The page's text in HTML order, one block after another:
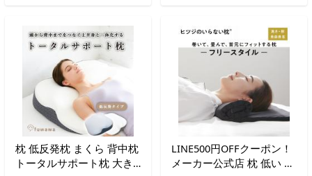
枕 低反発枕 まくら 背中枕
トータルサポート枕 大き
LINE500円OFFクーポン！
メーカー公式店 枕 低い 低